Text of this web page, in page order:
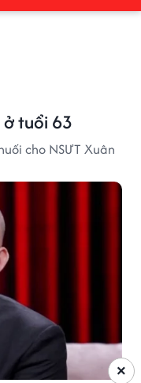
ở tuổi 63
cho NSƯT Xuân
×